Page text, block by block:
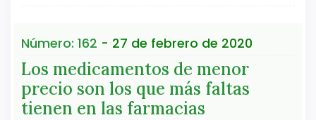
Número: 162 - 27 de febrero de 2020
Los medicamentos de menor
precio son los que más faltas
tienen en las farmacias